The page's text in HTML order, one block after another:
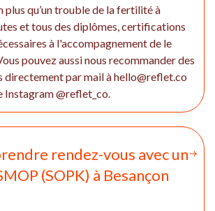
plus qu’un trouble de la fertilité à
et tous des diplômes, certifications
à l'accompagnement de le
pouvez aussi nous recommander des
directement par mail à hello@reflet.co
Instagram @reflet_co.
rendez-vous avec un
(SOPK) à Besançon